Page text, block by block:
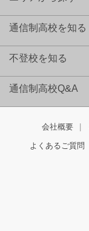
通信制高校を知る
不登校を知る
通信制高校Q&A
会社概要
よくあるご質問